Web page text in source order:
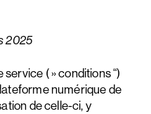
2025
( » conditions “)
numérique de
de celle-ci, y